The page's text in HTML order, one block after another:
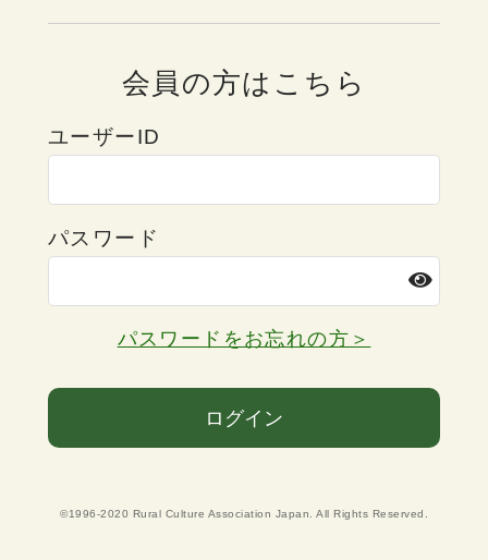
会員の方はこちら
ユーザーID
パスワード
パスワードをお忘れの方＞
ログイン
©1996-2020 Rural Culture Association Japan. All Rights Reserved.